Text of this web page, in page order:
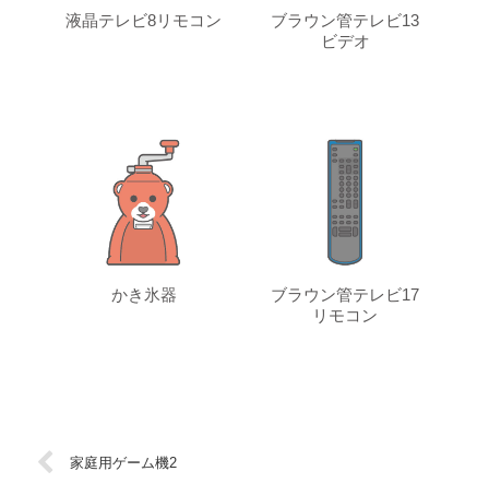
液晶テレビ8リモコン
ブラウン管テレビ13
ビデオ
かき氷器
ブラウン管テレビ17
リモコン
家庭用ゲーム機2